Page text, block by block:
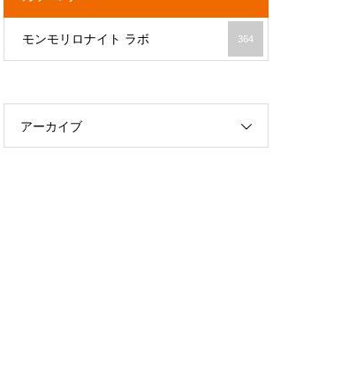
モンモリロナイト ラボ 364
アーカイブ